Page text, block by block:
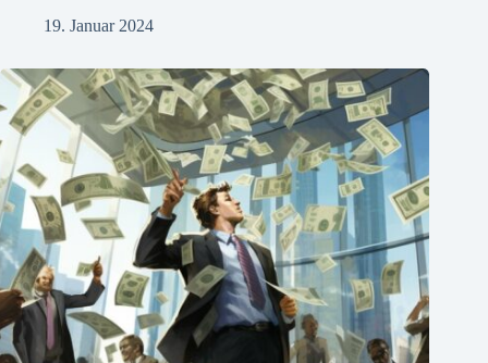
19. Januar 2024